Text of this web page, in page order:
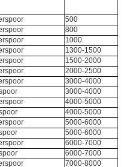
500
800
1000
1300-1500
1500-2000
2000-2500
3000-4000
3000-4000
4000-5000
4000-5000
5000-6000
5000-6000
6000-7000
6000-7000
7000-8000